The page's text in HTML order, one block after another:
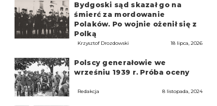
Bydgoski sąd skazał go na
śmierć za mordowanie
Polaków. Po wojnie ożenił się z
Polką
Krzysztof Drozdowski 18 lipca, 2026
Polscy generałowie we
wrześniu 1939 r. Próba oceny
Redakcja 8 listopada, 2024